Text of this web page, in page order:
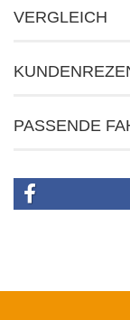
VERGLEICH
PASSENDE